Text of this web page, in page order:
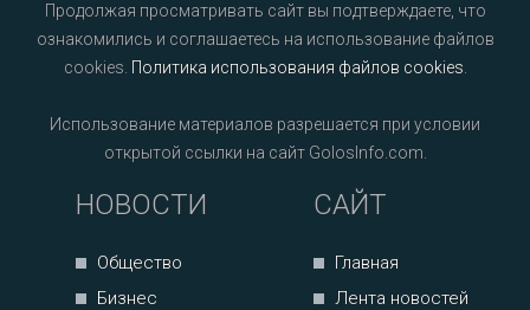
Продолжая просматривать сайт вы подтверждаете, что
ознакомились и соглашаетесь на использование файлов
cookies. Политика использования файлов cookies
Использование материалов разрешается при условии
открытой ссылки на сайт GolosInfo.com.
НОВОСТИ
Общество
Бизнес
САЙТ
Главная
Лента новостей